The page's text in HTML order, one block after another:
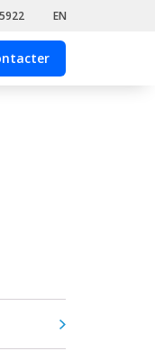
EN
Nous
contacter